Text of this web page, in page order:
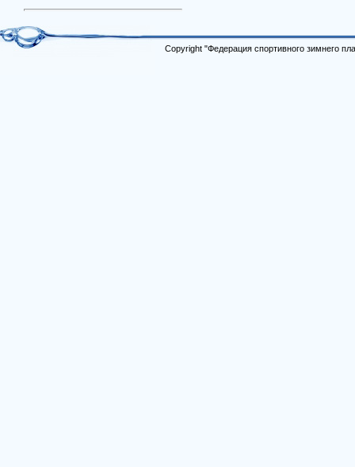
Copyright "Федерация спортивного зимнего